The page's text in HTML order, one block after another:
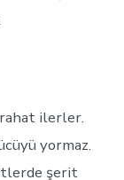
ilerler.
yormaz.
şerit